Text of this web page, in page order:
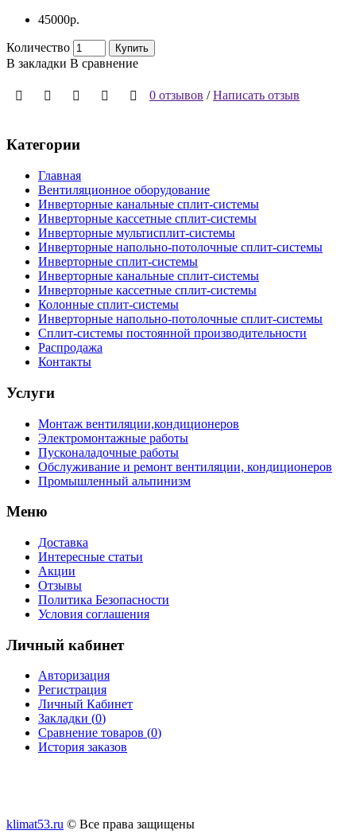
45000р.
Количество Купить
В закладки В сравнение
0 отзывов /Написать отзыв
Категории
Главная
Вентиляционное оборудование
Инверторные канальные сплит-системы
Инверторные кассетные сплит-системы
Инверторные мультисплит-системы
Инверторные напольно-потолочные сплит-системы
Инверторные сплит-системы
Инверторные канальные сплит-системы
Инверторные кассетные сплит-системы
Колонные сплит-системы
Инверторные напольно-потолочные сплит-системы
Сплит-системы постоянной производительности
Распродажа
Контакты
Услуги
Монтаж вентиляции,кондиционеров
Электромонтажные работы
Пусконаладочные работы
Обслуживание и ремонт вентиляции, кондиционеров
Промышленный альпинизм
Меню
Доставка
Интересные статьи
Акции
Отзывы
Политика Безопасности
Условия соглашения
Личный кабинет
Авторизация
Регистрация
Личный Кабинет
Закладки (0)
Сравнение товаров (0)
История заказов
klimat53.ru © Все права защищены